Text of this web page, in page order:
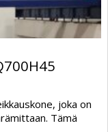
joka on
Tämä